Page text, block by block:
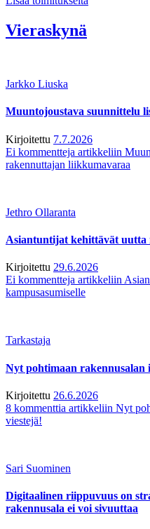
Vieraskynä
Jarkko Liuska
Muuntojoustava suunnittelu
Kirjoitettu 7.7.2026
Ei kommentteja artikkeliin
rakennuttajan liikkumavaraa
Jethro Ollaranta
Asiantuntijat kehittävät uutta
Kirjoitettu 29.6.2026
Ei kommentteja artikkeliin
kampusasumiselle
Tarkastaja
Nyt pohtimaan rakennusalan
Kirjoitettu 26.6.2026
8 kommenttia artikkeliin Nyt
viestejä!
Sari Suominen
Digitaalinen riippuvuus on
rakennusala ei voi sivuuttaa